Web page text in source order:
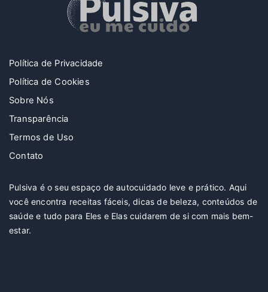
Política de Privacidade
Política de Cookies
Sobre Nós
Transparência
Termos de Uso
Contato
Pulsiva é o seu espaço de autocuidado leve e prático. Aqui
você encontra receitas fáceis, dicas de beleza, conteúdos de
saúde e tudo para Eles e Elas cuidarem de si com mais bem-
estar.